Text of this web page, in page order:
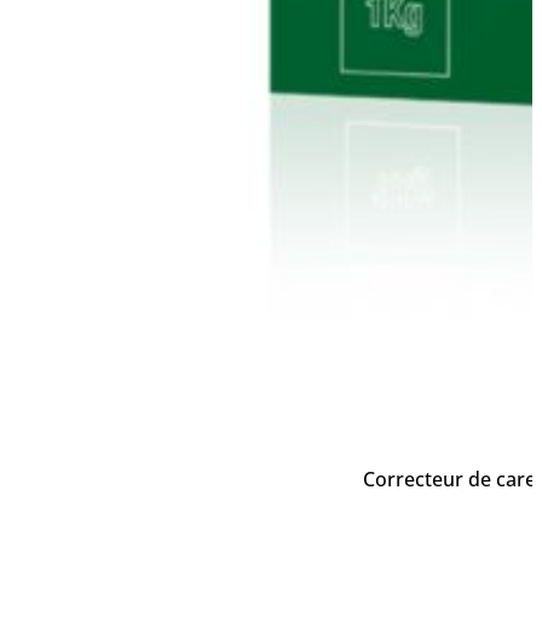
Correcteur de